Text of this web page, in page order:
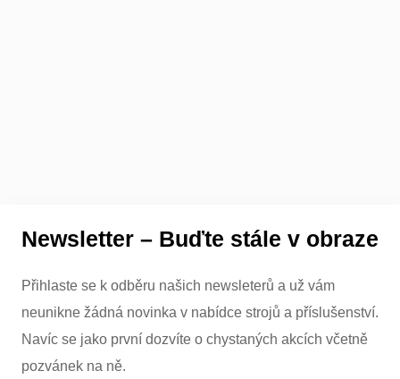
Newsletter – Buďte stále v obraze
Přihlaste se k odběru našich newsleterů a už vám
neunikne žádná novinka v nabídce strojů a příslušenství.
Navíc se jako první dozvíte o chystaných akcích včetně
pozvánek na ně.